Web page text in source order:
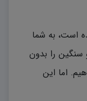
است، به شما
را بدون
اما این